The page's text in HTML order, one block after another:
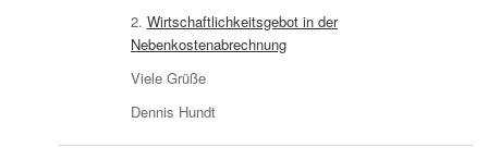
2. Wirtschaftlichkeitsgebot in der
Nebenkostenabrechnung
Viele Grüße
Dennis Hundt